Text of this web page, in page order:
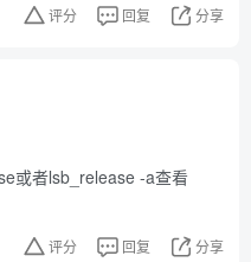
评分 回复 分享
或者lsb_release -a查看
评分 回复 分享